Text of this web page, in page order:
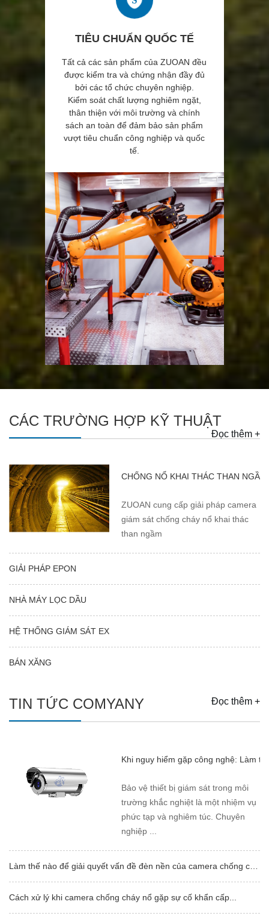
TIÊU CHUẨN QUỐC TẾ
Tất cả các sản phẩm của ZUOAN đều
được kiểm tra và chứng nhận đầy đủ
bởi các tổ chức chuyên nghiệp.
Kiểm soát chất lượng nghiêm ngặt,
thân thiện với môi trường và chính
sách an toàn để đảm bảo sản phẩm
vượt tiêu chuẩn công nghiệp và quốc
tế.
CÁC TRƯỜNG HỢP KỸ THUẬT
Đọc thêm +
CHỐNG NỔ KHAI THÁC THAN
ZUOAN cung cấp giải pháp camera
giám sát chống cháy nổ khai thác
than ngầm
GIẢI PHÁP EPON
NHÀ MÁY LỌC DẦU
HỆ THỐNG GIÁM SÁT EX
BÁN XĂNG
TIN TỨC COMYANY Đọc thêm +
Khi nguy hiểm gặp công nghệ: Làm
Bảo vệ thiết bị giám sát trong môi
trường khắc nghiệt là một nhiệm vụ
phức tạp và nghiêm túc. Chuyên
nghiệp ...
Cách xử lý khi camera chống cháy nổ gặp sự cố khẩn cấp...